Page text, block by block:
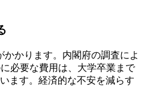
かります。内閣府の調査によ
必要な費用は、大学卒業まで
ます。経済的な不安を減らす